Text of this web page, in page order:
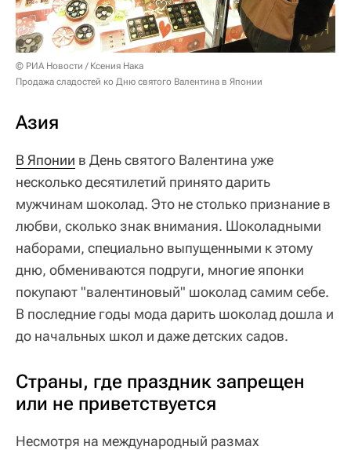
© РИА Новости / Ксения Нака
Продажа сладостей ко Дню святого Валентина в Японии
Азия
В Японии в День святого Валентина уже
несколько десятилетий принято дарить
мужчинам шоколад. Это не столько признание в
любви, сколько знак внимания. Шоколадными
наборами, специально выпущенными к этому
дню, обмениваются подруги, многие японки
покупают "валентиновый" шоколад самим себе.
В последние годы мода дарить шоколад дошла и
до начальных школ и даже детских садов.
Страны, где праздник запрещен
или не приветствуется
Несмотря на международный размах